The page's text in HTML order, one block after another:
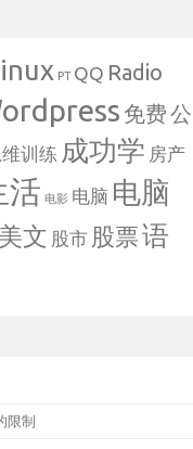
PT QQ Radio
免费公
训练 成功学 房产
活 电影 电脑 电脑
美文 股市 股票语
限制